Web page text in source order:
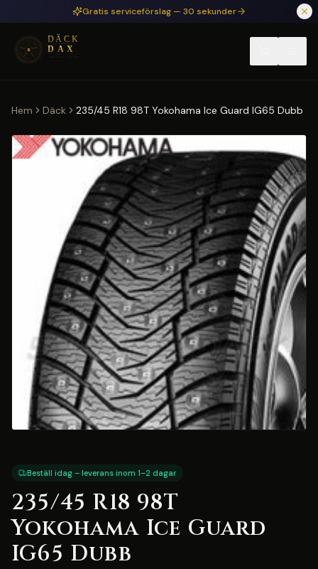
Hoppa till huvudinnehållGratis serviceförslag — 30 sekunder
Hem Däck 235/45 R18 98T Yokohama Ice Guard IG65 Dubb
Beställ idag – leverans inom 1–2 dagar
235/45 R18 98T
Yokohama Ice Guard
IG65 Dubb